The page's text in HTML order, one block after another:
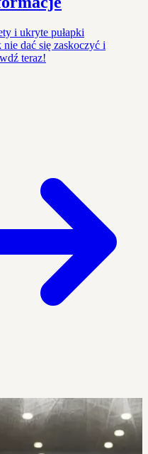
i ukryte pułapki
dać się zaskoczyć i
teraz!